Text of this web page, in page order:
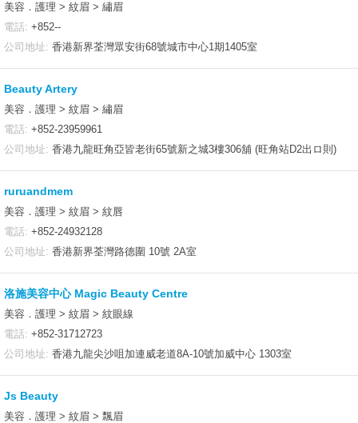
美容．護理 > 紋眉 > 繡眉
電話: +852--
公司地址: 香港新界荃灣眾安街68號城市中心1期1405室
Beauty Artery
美容．護理 > 紋眉 > 繡眉
電話: +852-23959961
公司地址: 香港九龍旺角亞皆老街65號新之城3樓306舖 (旺角站D2出ロ則)
ruruandmem
美容．護理 > 紋眉 > 紋唇
電話: +852-24932128
公司地址: 香港新界荃灣路德圍 10號 2A室
洛施美容中心 Magic Beauty Centre
美容．護理 > 紋眉 > 紋眼線
電話: +852-31712723
公司地址: 香港九龍尖沙咀加連威老道8A-10號加威中心 1303室
Js Beauty
美容．護理 > 紋眉 > 飄眉